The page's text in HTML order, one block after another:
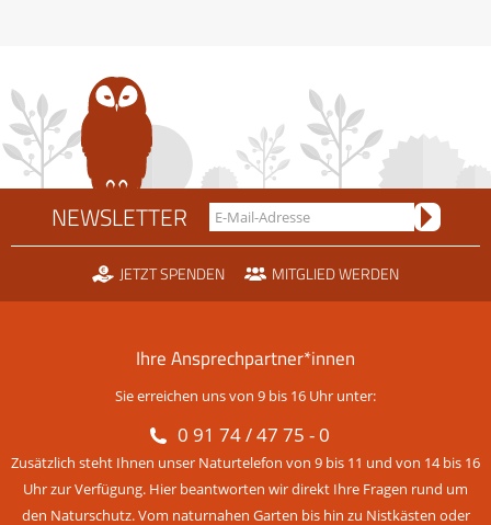
NEWSLETTER
JETZT SPENDEN MITGLIED WERDEN
Ihre Ansprechpartner*innen
Sie erreichen uns von 9 bis 16 Uhr unter:
0 91 74 / 47 75 - 0
Zusätzlich steht Ihnen unser Naturtelefon von 9 bis 11 und von 14 bis 16
Uhr zur Verfügung. Hier beantworten wir direkt Ihre Fragen rund um
den Naturschutz. Vom naturnahen Garten bis hin zu Nistkästen oder